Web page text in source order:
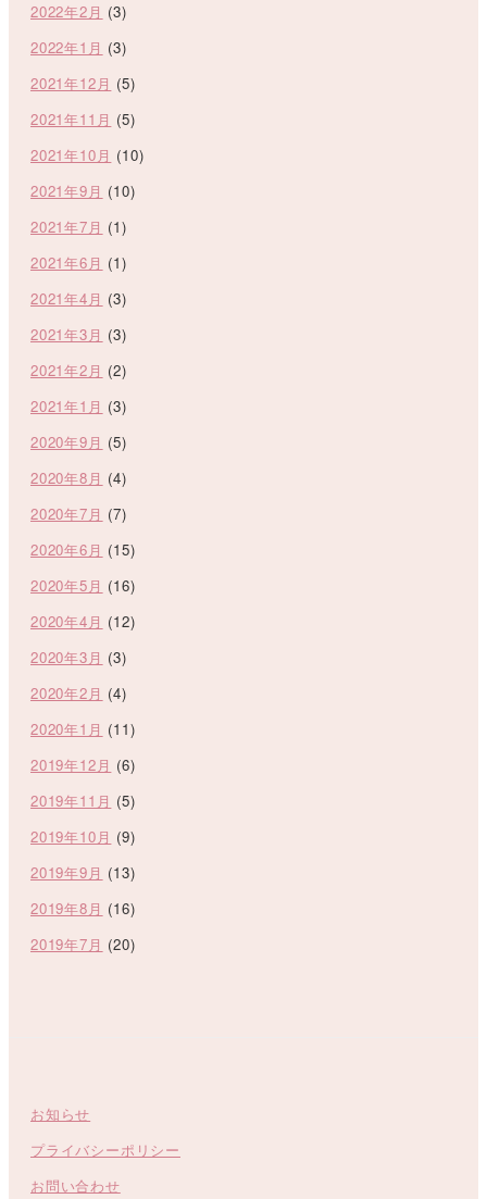
2022年2月 (3)
2022年1月 (3)
2021年12月 (5)
2021年11月 (5)
2021年10月 (10)
2021年9月 (10)
2021年7月 (1)
2021年6月 (1)
2021年4月 (3)
2021年3月 (3)
2021年2月 (2)
2021年1月 (3)
2020年9月 (5)
2020年8月 (4)
2020年7月 (7)
2020年6月 (15)
2020年5月 (16)
2020年4月 (12)
2020年3月 (3)
2020年2月 (4)
2020年1月 (11)
2019年12月 (6)
2019年11月 (5)
2019年10月 (9)
2019年9月 (13)
2019年8月 (16)
2019年7月 (20)
お知らせ
プライバシーポリシー
お問い合わせ